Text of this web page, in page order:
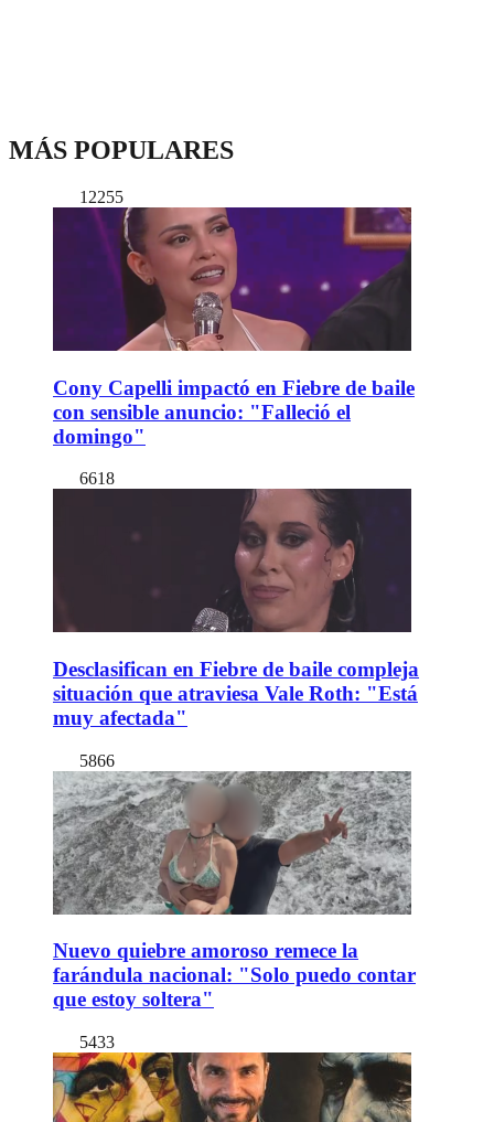
MÁS POPULARES
12255
Cony Capelli impactó en Fiebre de baile
con sensible anuncio: "Falleció el
domingo"
6618
Desclasifican en Fiebre de baile compleja
situación que atraviesa Vale Roth: "Está
muy afectada"
5866
Nuevo quiebre amoroso remece la
farándula nacional: "Solo puedo contar
que estoy soltera"
5433